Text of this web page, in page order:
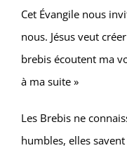
Cet Évangile nous
nous. Jésus veut
brebis écoutent ma
à ma suite »
Les Brebis ne
humbles, elles